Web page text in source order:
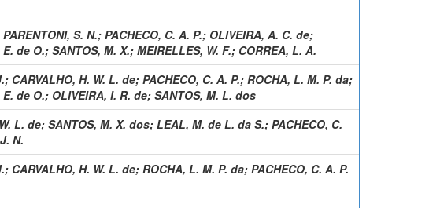
PARENTONI, S. N.; PACHECO, C. A. P.; OLIVEIRA, A. C. de;
E. de O.; SANTOS, M. X.; MEIRELLES, W. F.; CORREA, L. A.
; CARVALHO, H. W. L. de; PACHECO, C. A. P.; ROCHA, L. M. P. da;
E. de O.; OLIVEIRA, I. R. de; SANTOS, M. L. dos
L. de; SANTOS, M. X. dos; LEAL, M. de L. da S.; PACHECO, C.
N.
; CARVALHO, H. W. L. de; ROCHA, L. M. P. da; PACHECO, C. A. P.